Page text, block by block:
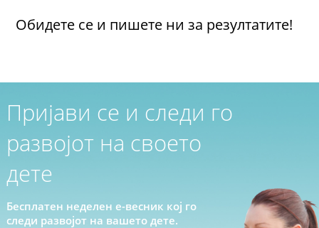
Обидете се и пишете ни за резултатите!
Пријави се и следи го
развојот на своето
дете
Бесплатен неделен е-весник кој го
следи развојот на вашето дете.